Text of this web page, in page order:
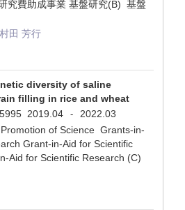
究費助成事業 基盤研究(B) 基盤
田 芳行
diversity of saline
filling in rice and wheat
2019.04 -
2022.03
of Science Grants-in-
Grant-in-Aid for Scientific
Aid for Scientific Research (C)